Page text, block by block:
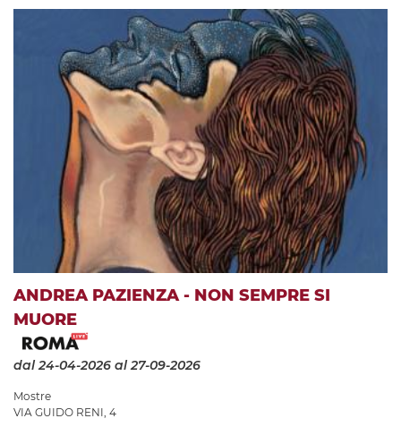
ANDREA PAZIENZA - NON SEMPRE SI
MUORE
dal 24-04-2026 al 27-09-2026
Mostre
VIA GUIDO RENI, 4